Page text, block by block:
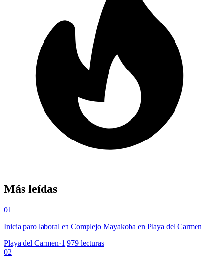
Más leídas
01
Inicia paro laboral en Complejo Mayakoba en Playa del Carmen
Playa del Carmen·1,979 lecturas
02